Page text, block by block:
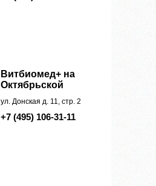
Витбиомед+ на
Октябрьской
ул. Донская д. 11, стр. 2
+7 (495) 106-31-11